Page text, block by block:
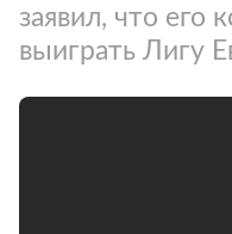
заявил, что его
выиграть Лигу